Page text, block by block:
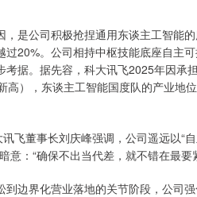
是公司积极抢捏通用东谈主工智能
20%。公司相持中枢技能底座自主
据。据先容，科大讯飞2025年因承
），东谈主工智能国度队的产业地位
飞董事长刘庆峰强调，公司遥远以“
意：“确保不出当代差，就不错在最要
边界化营业落地的关节阶段，公司